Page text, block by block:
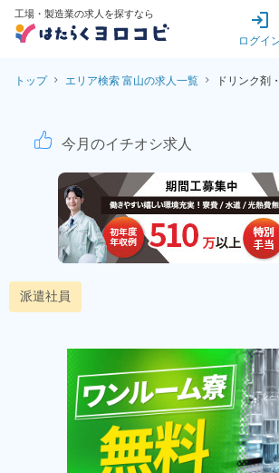
工場・製造業の求人を探すなら
ログイ
トップ エリア検索 富山の求人一覧 ドリンク剤
医薬品の製造業務
今月のイチオシ求人
派遣社員